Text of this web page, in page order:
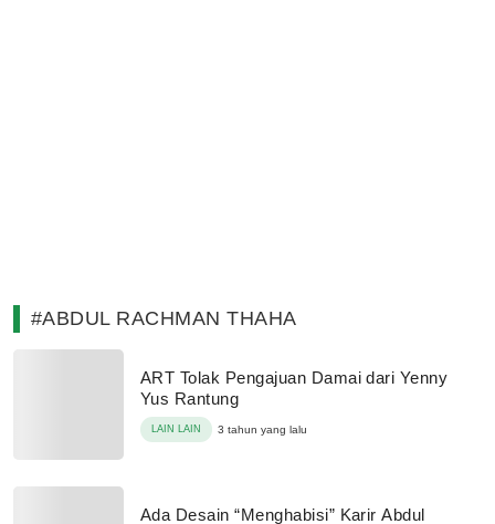
#ABDUL RACHMAN THAHA
ART Tolak Pengajuan Damai dari Yenny
Yus Rantung
LAIN LAIN 3 tahun yang lalu
Ada Desain “Menghabisi” Karir Abdul